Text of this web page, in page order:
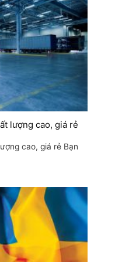
lượng cao, giá rẻ
cao, giá rẻ Bạn